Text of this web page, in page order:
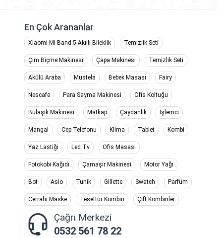
En Çok Arananlar
Xiaomi Mi Band 5 Akıllı Bileklik Temizlik Seti
Çim Biçme Makinesi Çapa Makinesi Temizlik Seti
Akülü Araba Mustela Bebek Masası Fairy
Nescafe Para Sayma Makinesi Ofis Koltuğu
Bulaşık Makinesi Matkap Çaydanlık İşlemci
Mangal Cep Telefonu Klima Tablet Kombi
Yaz Lastiği Led Tv Ofis Masası
Fotokobi Kağıdı Çamaşır Makinesi Motor Yağı
Bot Asio Tunik Gillette Swatch Parfüm
Cerrahi Maske Tesettür Kombin Çift Kombinler
Çağrı Merkezi
0532 561 78 22